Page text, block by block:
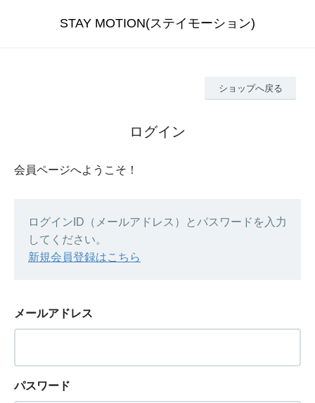
STAY MOTION(ステイモーション)
ショップへ戻る
ログイン
会員ページへようこそ！
ログインID（メールアドレス）とパスワードを入力
してください。
新規会員登録はこちら
メールアドレス
パスワード